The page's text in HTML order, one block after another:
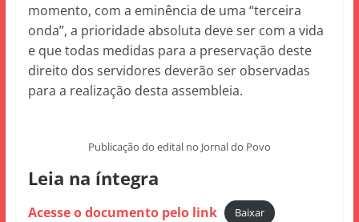
momento, com a eminência de uma “terceira
onda”, a prioridade absoluta deve ser com a vida
e que todas medidas para a preservação deste
direito dos servidores deverão ser observadas
para a realização desta assembleia.
Publicação do edital no Jornal do Povo
Leia na íntegra
Acesse o documento pelo link Baixar